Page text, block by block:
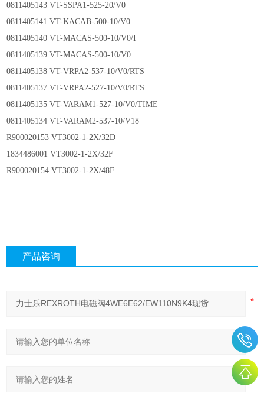
0811405143 VT-SSPA1-525-20/V0
0811405141 VT-KACAB-500-10/V0
0811405140 VT-MACAS-500-10/V0/I
0811405139 VT-MACAS-500-10/V0
0811405138 VT-VRPA2-537-10/V0/RTS
0811405137 VT-VRPA2-527-10/V0/RTS
0811405135 VT-VARAM1-527-10/V0/TIME
0811405134 VT-VARAM2-537-10/V18
R900020153 VT3002-1-2X/32D
1834486001 VT3002-1-2X/32F
R900020154 VT3002-1-2X/48F
产品咨询